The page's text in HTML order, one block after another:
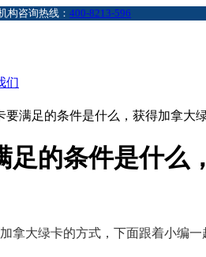
构咨询热线： 400-8213-596
们
要满足的条件是什么，获得加拿大
足的条件是什么
大绿卡的方式，下面跟着小编一